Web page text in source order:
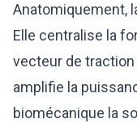
Anatomiquement,
Elle centralise la
vecteur de
amplifie la
biomécanique la